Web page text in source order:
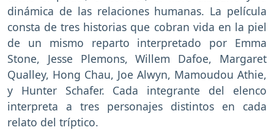
dinámica de las relaciones humanas. La película
consta de tres historias que cobran vida en la piel
de un mismo reparto interpretado por Emma
Stone, Jesse Plemons, Willem Dafoe, Margaret
Qualley, Hong Chau, Joe Alwyn, Mamoudou Athie,
y Hunter Schafer. Cada integrante del elenco
interpreta a tres personajes distintos en cada
relato del tríptico.